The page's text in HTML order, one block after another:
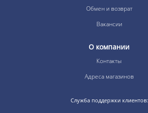
Обмен и возврат
Вакансии
О компании
Контакты
Адреса магазинов
Служба поддержки клиентов: